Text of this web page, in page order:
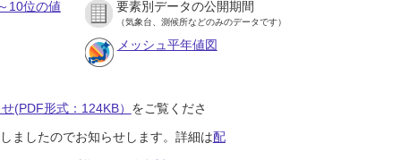
10位の値 要素別データの公開期間
（気象台、測候所などのみのデータです）
メッシュ平年値図
(PDF形式：124KB） をご覧くださ
ましたのでお知らせします。詳細は配